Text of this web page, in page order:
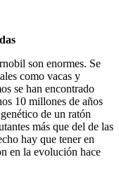
son enormes. Se
como vacas y
se han encontrado
10 millones de años
de un ratón
más que del de las
hay que tener en
en la evolución hace